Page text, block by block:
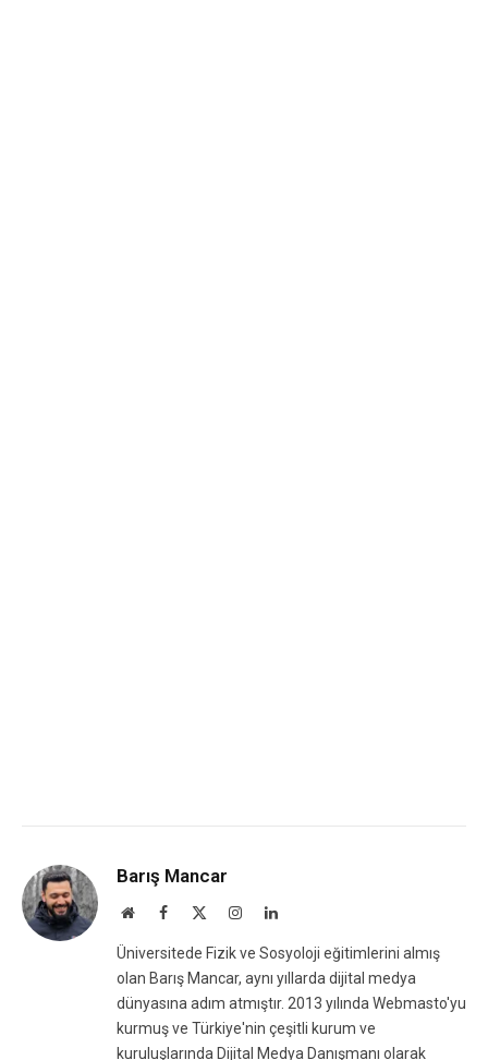
Barış Mancar
WebsiteFacebook InstagramLinkedIn
Üniversitede Fizik ve Sosyoloji eğitimlerini almış
olan Barış Mancar, aynı yıllarda dijital medya
dünyasına adım atmıştır. 2013 yılında Webmasto'yu
kurmuş ve Türkiye'nin çeşitli kurum ve
kuruluşlarında Dijital Medya Danışmanı olarak